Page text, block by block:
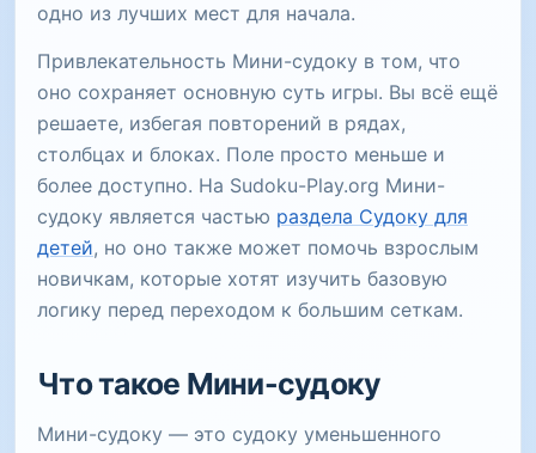
одно из лучших мест для начала.
Привлекательность Мини-судоку в том, что
оно сохраняет основную суть игры. Вы всё ещё
решаете, избегая повторений в рядах,
столбцах и блоках. Поле просто меньше и
более доступно. На Sudoku-Play.org Мини-
судоку является частью раздела Судоку для
детей, но оно также может помочь взрослым
новичкам, которые хотят изучить базовую
логику перед переходом к большим сеткам.
Что такое Мини-судоку
Мини-судоку — это судоку уменьшенного